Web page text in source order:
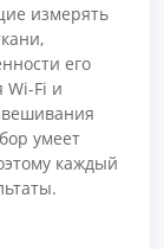
измерять
его
Wi-Fi и
умеет
каждый